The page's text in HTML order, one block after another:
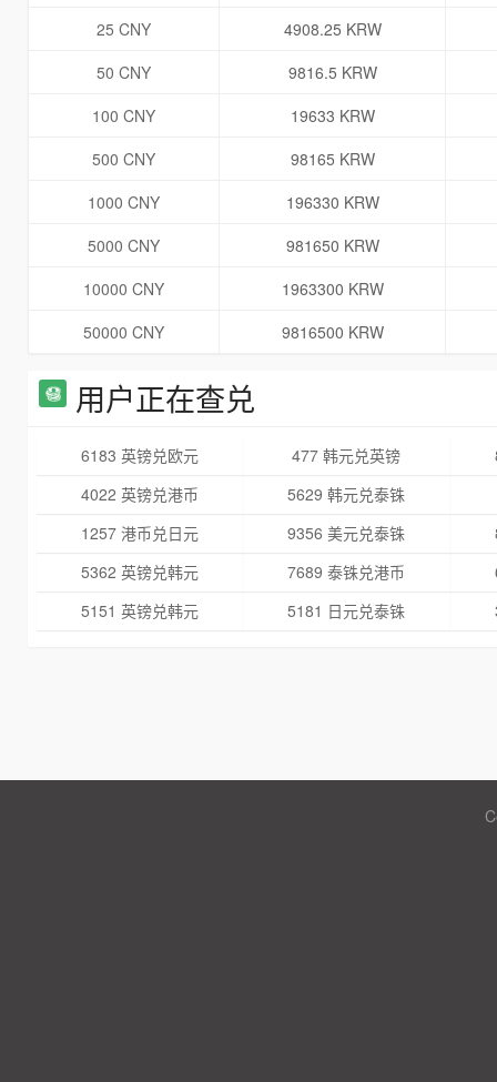
25 CNY
4908.25 KRW
50 CNY
9816.5 KRW
100 CNY
19633 KRW
500 CNY
98165 KRW
1000 CNY
196330 KRW
5000 CNY
981650 KRW
10000 CNY
1963300 KRW
50000 CNY
9816500 KRW
用户正在查兑
6183 英镑兑欧元 477 韩元兑英镑
4022 英镑兑港币
5629 韩元兑泰铢
1257 港币兑日元
9356 美元兑泰铢
5362 英镑兑韩元
7689 泰铢兑港币
5151 英镑兑韩元
5181 日元兑泰铢